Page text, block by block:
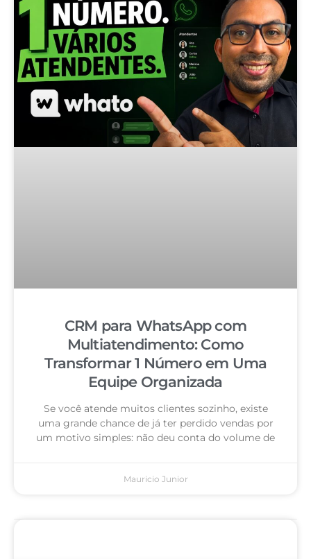
CRM para WhatsApp com
Multiatendimento: Como
Transformar 1 Número em Uma
Equipe Organizada
Se você atende muitos clientes sozinho, existe
uma grande chance de já ter perdido vendas por
um motivo simples: não deu conta do volume de
Mauricio Junior